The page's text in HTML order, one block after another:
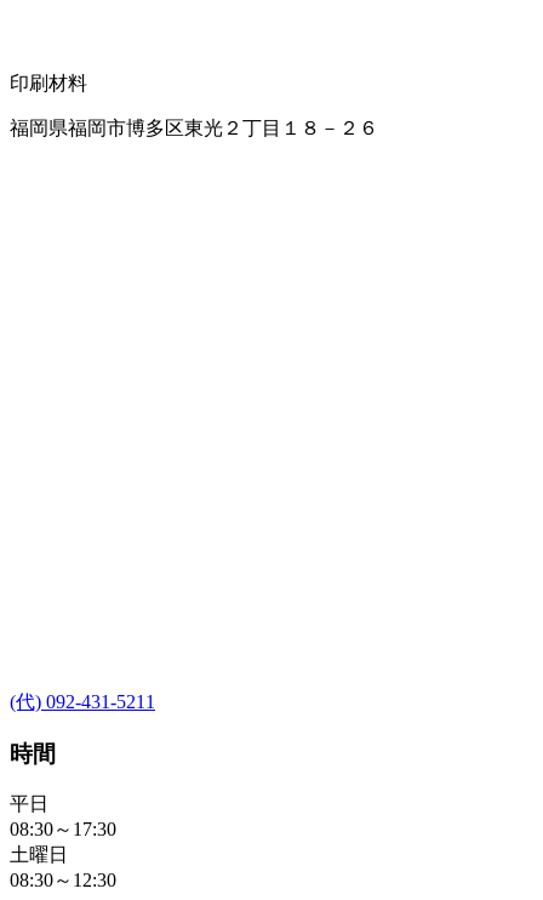
印刷材料
福岡県福岡市博多区東光２丁目１８－２６
(代) 092-431-5211
時間
平日
08:30～17:30
土曜日
08:30～12:30